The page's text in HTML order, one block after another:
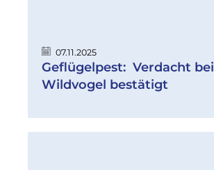
07.11.2025
Geflügelpest: Verdacht bei
Wildvogel bestätigt